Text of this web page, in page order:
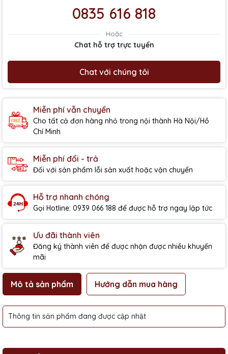
0835 616 818
Hoặc
Chat hỗ trợ trực tuyến
Chat với chúng tôi
Miễn phí vẫn chuyển
Cho tất cả đơn hàng nhỏ trong nội thành Hà Nội/Hồ
Chí Minh
Miễn phí đổi - trả
Đối với sản phẩm lỗi sản xuất hoặc vận chuyển
Hỗ trợ nhanh chóng
Gọi Hotline: 0939 066 188 để được hỗ trợ ngay lập tức
Ưu đãi thành viên
Đăng ký thành viên để được nhận được nhiều khuyến
mãi
Mô tả sản phẩm Hướng dẫn mua hàng
Thông tin sản phẩm đang được cập nhật